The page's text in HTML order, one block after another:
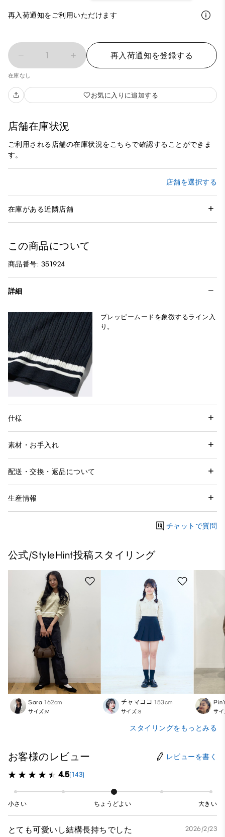
再入荷通知をご利用いただけます
1 再入荷通知を登録する
在庫なし
お気に入りに追加する
店舗在庫状況
ご利用される店舗の在庫状況をこちらで確認することができま
す。
店舗を選択する
在庫がある近隣店舗
この商品について
商品番号: 351924
詳細
プレッピームードを象徴するライン入
り。
仕様
素材・お手入れ
配送・交換・返品について
生産情報
チャットで質問
公式/StyleHint投稿スタイリング
Sara 162cm
サイズ:M
チャマココ 153cm
サイズ:S サ
スタイリングをもっとみる
お客様のレビュー レビューを書く
4.5(143)
小さい ちょうどよい 大きい
とても可愛いし結構長持ちでした 2026/2/23